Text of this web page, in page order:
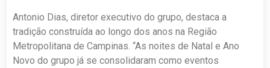
Antonio Dias, diretor executivo do grupo, destaca a
tradição construída ao longo dos anos na Região
Metropolitana de Campinas. “As noites de Natal e Ano
Novo do grupo já se consolidaram como eventos